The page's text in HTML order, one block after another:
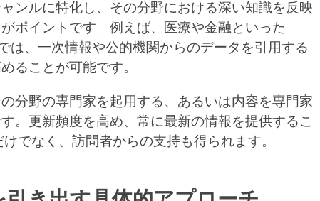
ンルに特化し、その分野における深い知識を反映
ポイントです。例えば、医療や金融といった
は、一次情報や公的機関からのデータを引用する
ることが可能です。
分野の専門家を起用する、あるいは内容を専門家
。更新頻度を高め、常に最新の情報を提供するこ
でなく、訪問者からの支持も得られます。